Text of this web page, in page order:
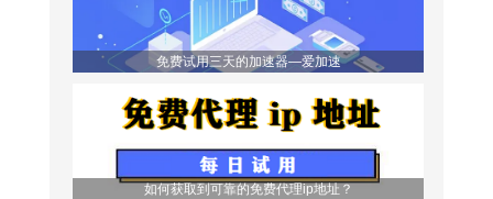
免费试用三天的加速器—爱加速
如何获取到可靠的免费代理ip地址？